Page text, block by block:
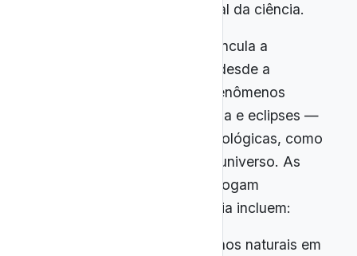
perspectiva histórica e cultural da ciência.
No Ensino Médio, a BNCC vincula a
Astronomia a eixos que vão desde a
observação e descrição de fenômenos
celestes — como fases da Lua e eclipses —
até a análise de teorias cosmológicas, como
e a expansão do universo. As
competências gerais que dialogam
diretamente com a Astronomia incluem:
Interpretação de fenômenos naturais em